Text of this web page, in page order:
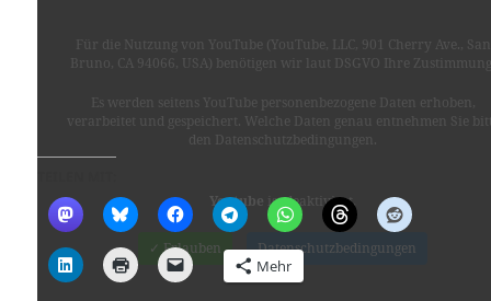
Für die Nutzung von YouTube (YouTube, LLC, 901 Cherry Ave., San
Bruno, CA 94066, USA) benötigen wir laut DSGVO Ihre
Es werden seitens YouTube personenbezogene Daten erhoben,
verarbeitet und gespeichert. Welche Daten genau entnehmen Sie
den Datenschutzbedingungen.
Youtube ist deaktiviert.
✓ Erlauben Datenschutzbedingungen
Mehr